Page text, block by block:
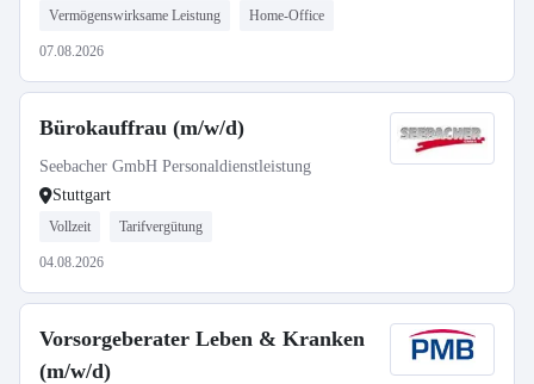
Vermögenswirksame Leistung Home-Office
07.08.2026
Bürokauffrau (m/w/d)
Seebacher GmbH Personaldienstleistung
Stuttgart
Vollzeit Tarifvergütung
04.08.2026
Vorsorgeberater Leben & Kranken
(m/w/d)